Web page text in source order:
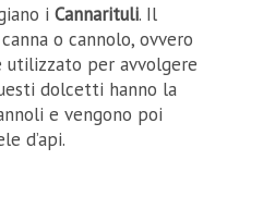
i Cannarituli. Il
o cannolo, ovvero
utilizzato per avvolgere
dolcetti hanno la
e vengono poi
d’api.